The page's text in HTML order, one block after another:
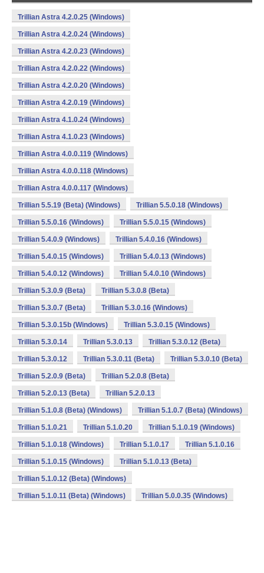
Trillian Astra 4.2.0.25 (Windows)
Trillian Astra 4.2.0.24 (Windows)
Trillian Astra 4.2.0.23 (Windows)
Trillian Astra 4.2.0.22 (Windows)
Trillian Astra 4.2.0.20 (Windows)
Trillian Astra 4.2.0.19 (Windows)
Trillian Astra 4.1.0.24 (Windows)
Trillian Astra 4.1.0.23 (Windows)
Trillian Astra 4.0.0.119 (Windows)
Trillian Astra 4.0.0.118 (Windows)
Trillian Astra 4.0.0.117 (Windows)
Trillian 5.5.19 (Beta) (Windows) Trillian 5.5.0.18 (Windows)
Trillian 5.5.0.16 (Windows) Trillian 5.5.0.15 (Windows)
Trillian 5.4.0.9 (Windows) Trillian 5.4.0.16 (Windows)
Trillian 5.4.0.15 (Windows) Trillian 5.4.0.13 (Windows)
Trillian 5.4.0.12 (Windows) Trillian 5.4.0.10 (Windows)
Trillian 5.3.0.9 (Beta) Trillian 5.3.0.8 (Beta)
Trillian 5.3.0.7 (Beta) Trillian 5.3.0.16 (Windows)
Trillian 5.3.0.15b (Windows) Trillian 5.3.0.15 (Windows)
Trillian 5.3.0.14 Trillian 5.3.0.13 Trillian 5.3.0.12 (Beta)
Trillian 5.3.0.12 Trillian 5.3.0.11 (Beta) Trillian 5.3.0.10 (Beta)
Trillian 5.2.0.9 (Beta) Trillian 5.2.0.8 (Beta)
Trillian 5.2.0.13 (Beta) Trillian 5.2.0.13
Trillian 5.1.0.8 (Beta) (Windows) Trillian 5.1.0.7 (Beta) (Windows)
Trillian 5.1.0.21 Trillian 5.1.0.20 Trillian 5.1.0.19 (Windows)
Trillian 5.1.0.18 (Windows) Trillian 5.1.0.17 Trillian 5.1.0.16
Trillian 5.1.0.15 (Windows) Trillian 5.1.0.13 (Beta)
Trillian 5.1.0.12 (Beta) (Windows)
Trillian 5.1.0.11 (Beta) (Windows) Trillian 5.0.0.35 (Windows)